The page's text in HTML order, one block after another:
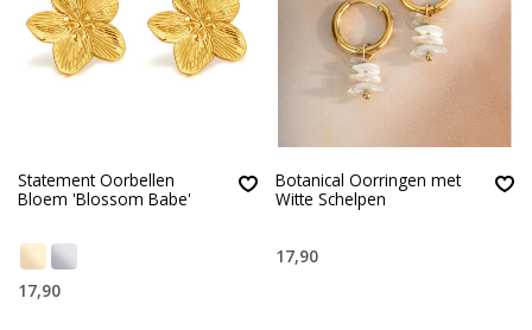
Statement Oorbellen
Bloem 'Blossom Babe'
17,90
Botanical Oorringen met
Witte Schelpen
17,90